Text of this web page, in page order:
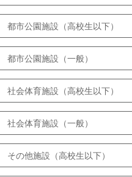
都市公園施設（高校生以下）
都市公園施設（一般）
社会体育施設（高校生以下）
社会体育施設（一般）
その他施設（高校生以下）